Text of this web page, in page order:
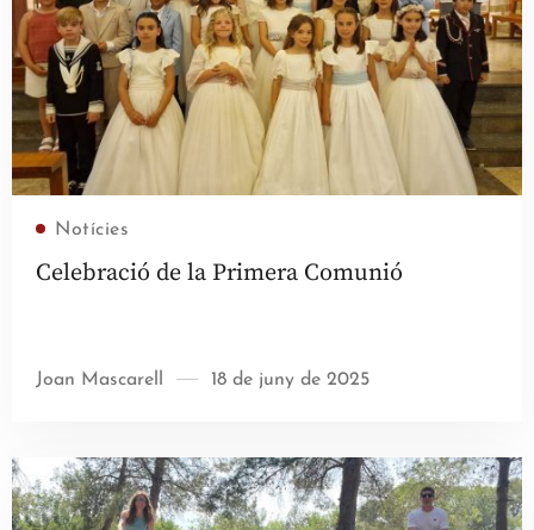
Notícies
Celebració de la Primera Comunió
Joan Mascarell 18 de juny de 2025